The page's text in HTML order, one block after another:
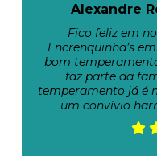
Alexandre
Fico feliz em
Encrenquinha’s
bom
faz parte da
temperamento já é
um convívio